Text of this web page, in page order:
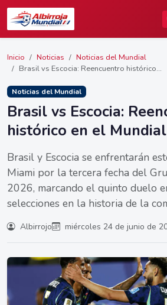
Inicio Noticias
Noticias del Mundial
Brasil vs Escocia: Reencuentro histórico...
Noticias del Mundial
Brasil vs Escocia:
histórico en el
Brasil y Escocia se enfrentarán
Miami por la tercera fecha del
2026, marcando el quinto duelo
selecciones en la historia de la
Albirrojo miércoles 24 de junio de